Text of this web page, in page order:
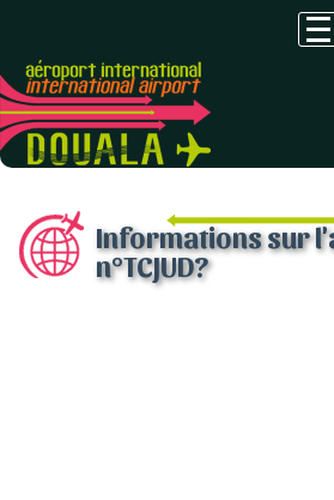
Informations sur
n°TCJUD?